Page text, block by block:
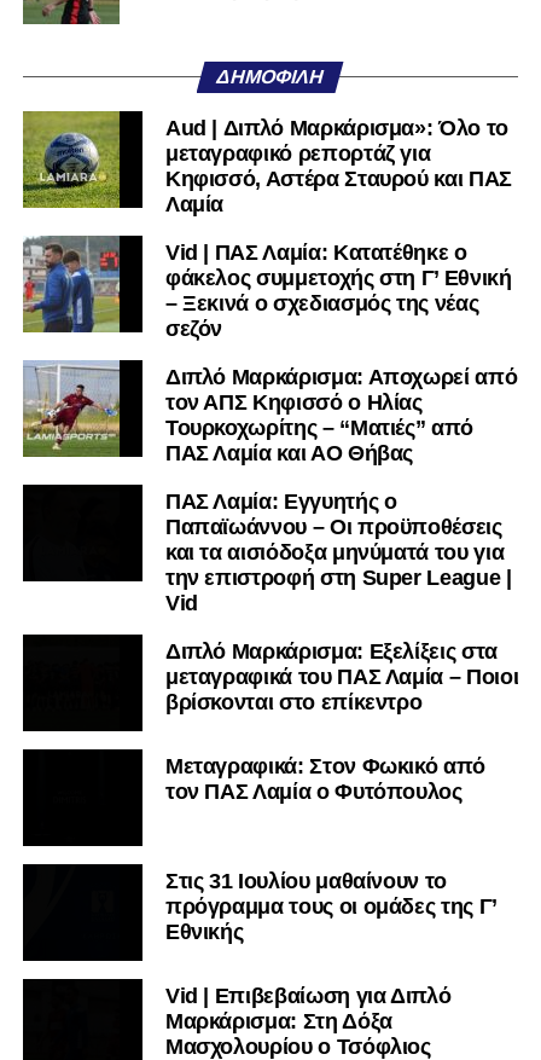
Όταν αποφασίσει να συνειδητοποιήσει ότι είναι
πολύ μικρή.
Ακολουθήστε το lamiara.grστοGoogle Newsγια να
μαθαίνετε πρώτοι τα κυανόλευκα νέα στην Ελλάδα και τον
υπόλοιπο κόσμο. Ακολουθήστε το lamiara.gr στο
μαθαίνετε σε χρόνο dt όλα τα νέα.
ΔΗΜΟΦΙΛΉ
Aud | Διπλό Μαρκάρισμα»: Όλο το
μεταγραφικό ρεπορτάζ για
Κηφισσό, Αστέρα Σταυρού και ΠΑΣ
Λαμία
Vid | ΠΑΣ Λαμία: Κατατέθηκε ο
φάκελος συμμετοχής στη Γ’ Εθνική
– Ξεκινά ο σχεδιασμός της νέας
σεζόν
Διπλό Μαρκάρισμα: Αποχωρεί από
τον ΑΠΣ Κηφισσό ο Ηλίας
Τουρκοχωρίτης – “Ματιές” από
ΠΑΣ Λαμία και ΑΟ Θήβας
ΠΑΣ Λαμία: Εγγυητής ο
Παπαϊωάννου – Οι προϋποθέσεις
και τα αισιόδοξα μηνύματά του για
την επιστροφή στη Super League |
Vid
Διπλό Μαρκάρισμα: Εξελίξεις στα
μεταγραφικά του ΠΑΣ Λαμία – Ποιοι
βρίσκονται στο επίκεντρο
Μεταγραφικά: Στον Φωκικό από
τον ΠΑΣ Λαμία ο Φυτόπουλος
Στις 31 Ιουλίου μαθαίνουν το
πρόγραμμα τους οι ομάδες της Γ’
Εθνικής
Vid | Επιβεβαίωση για Διπλό
Μαρκάρισμα: Στη Δόξα
Μασχολουρίου ο Τσόφλιος